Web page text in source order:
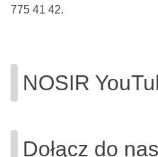
775 41 42.
NOSIR
Dołącz do nas